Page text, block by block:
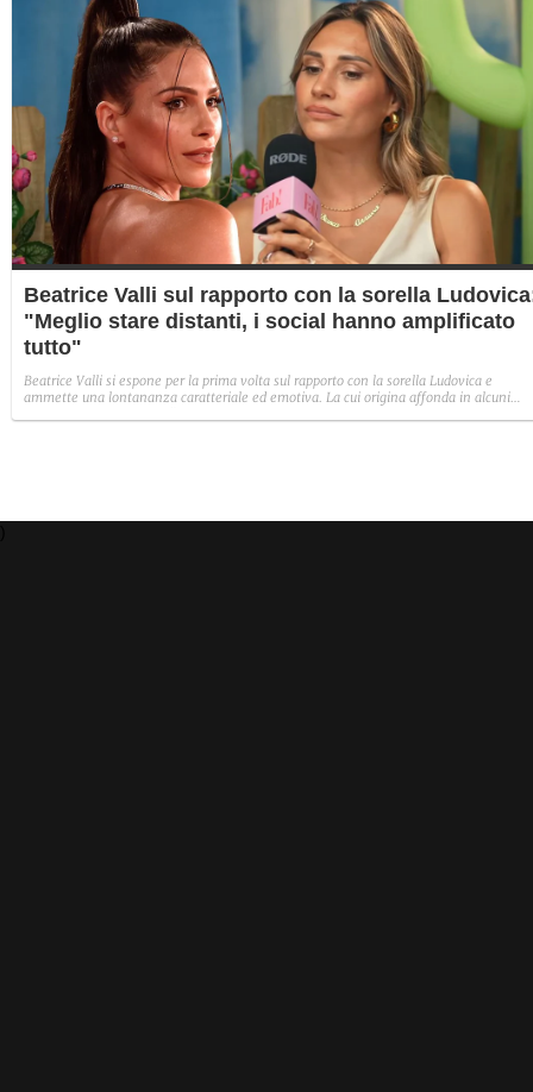
Beatrice Valli sul rapporto con la sorella
"Meglio stare distanti, i social hanno amplificato
tutto"
Beatrice Valli si espone per la prima volta sul rapporto con la sorella Ludovica e
ammette una lontananza caratteriale ed emotiva. La cui origina affonda in alcuni